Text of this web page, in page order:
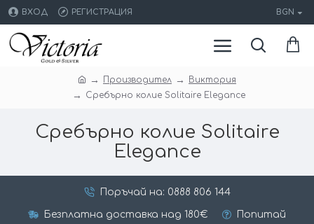
ВХОД РЕГИСТРАЦИЯ BGN
Производител
Виктория
Сребърно колие Solitaire Elegance
Сребърно колие Solitaire
Elegance
Поръчай на: 0888 806 144
Безплатна доставка над 180€ Попитай